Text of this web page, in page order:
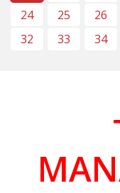
24
25 26
32
33 34